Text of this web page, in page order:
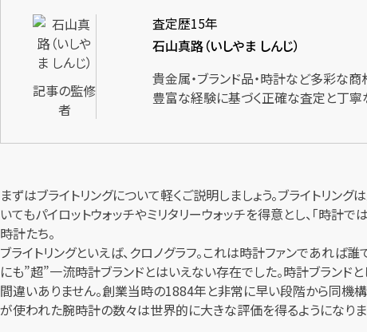
記事の監修
者
査定歴15年
石山真路（いしやま しんじ）
貴金属・ブランド品・時計など多彩な
豊富な経験に基づく正確な査定と丁寧
まずはブライトリングについて軽くご説明しましょう。ブライトリン
いてもパイロットウォッチやミリタリーウォッチを得意とし、「時
時計たち。
ブライトリングといえば、クロノグラフ。これは時計ファンであれ
にも”超”一流時計ブランドとはいえない存在でした。時計ブランド
間違いありません。創業当時の1884年と非常に早い段階から同機構
が使われた腕時計の数々は世界的に大きな評価を得るようになりま